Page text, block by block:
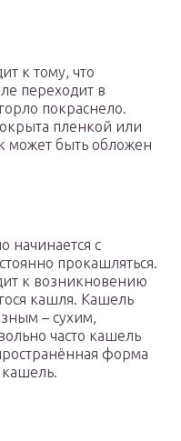
к тому, что
переходит в
покраснело.
пленкой или
быть обложен
начинается с
прокашляться.
к возникновению
кашля. Кашель
– сухим,
часто кашель
форма